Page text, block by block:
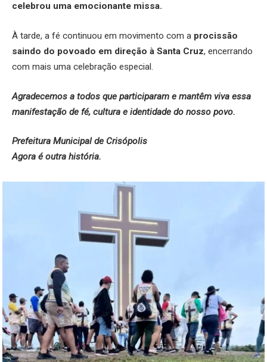
celebrou uma emocionante missa.
À tarde, a fé continuou em movimento com a procissão
saindo do povoado em direção à Santa Cruz, encerrando
com mais uma celebração especial.
Agradecemos a todos que participaram e mantêm viva essa
manifestação de fé, cultura e identidade do nosso povo.
Prefeitura Municipal de Crisópolis
Agora é outra história.